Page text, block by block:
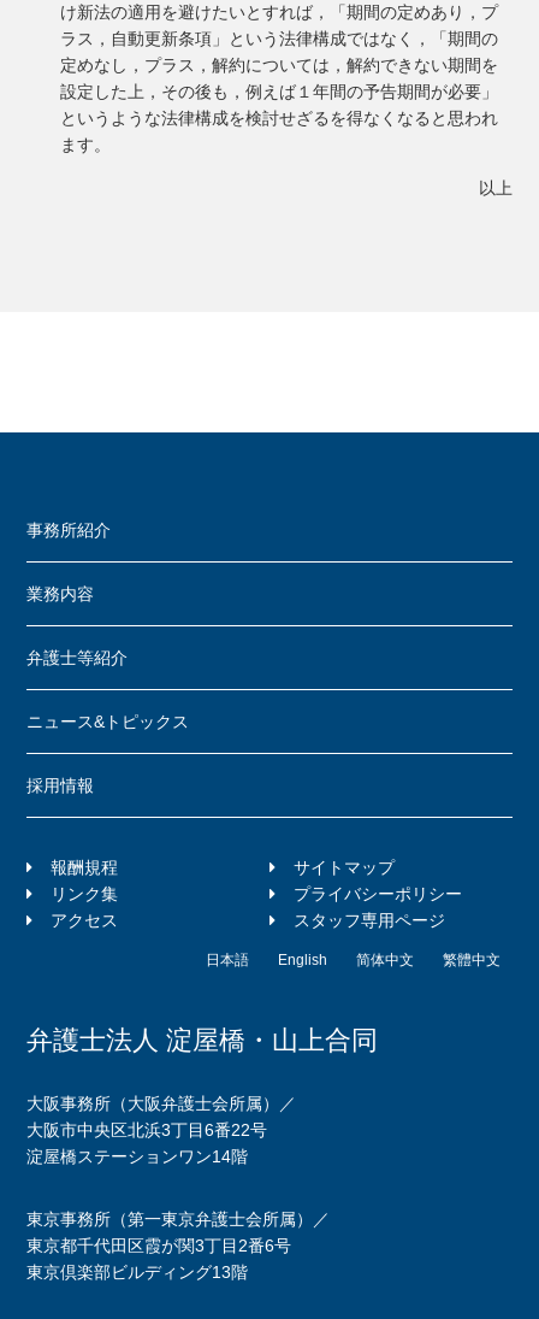
け新法の適用を避けたいとすれば，「期間の定めあり，プ
ラス，自動更新条項」という法律構成ではなく，「期間の
定めなし，プラス，解約については，解約できない期間を
設定した上，その後も，例えば１年間の予告期間が必要」
というような法律構成を検討せざるを得なくなると思われ
ます。
以上
事務所紹介
業務内容
弁護士等紹介
ニュース&トピックス
採用情報
報酬規程
サイトマップ
リンク集
プライバシーポリシー
アクセス
スタッフ専用ページ
日本語 English 简体中文 繁體中文
弁護士法人 淀屋橋・山上合同
大阪事務所（大阪弁護士会所属）／
大阪市中央区北浜3丁目6番22号
淀屋橋ステーションワン14階
東京事務所（第一東京弁護士会所属）／
東京都千代田区霞が関3丁目2番6号
東京倶楽部ビルディング13階